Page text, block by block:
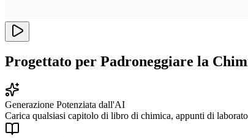
Progettato per Padroneggiare la
Generazione Potenziata dall'AI
Carica qualsiasi capitolo di libro di chimica, appunti di